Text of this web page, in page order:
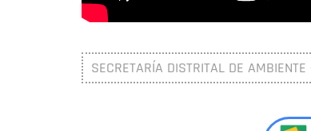
SECRETARÍA DISTRITAL DE